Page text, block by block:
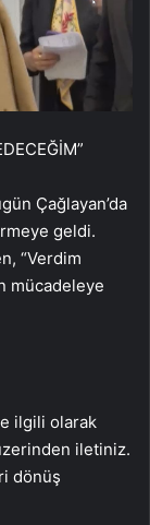
Çağlayan’da
geldi.
“Verdim
mücadeleye
ilgili olarak
iletiniz.
dönüş